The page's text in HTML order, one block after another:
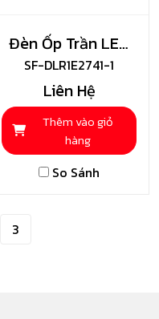
Đèn Ốp Trần LED
Shining
SF-DLR1E2741-1
Liên Hệ
Thêm vào giỏ
hàng
So Sánh
3